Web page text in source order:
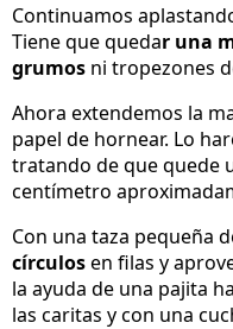
Continuamos
Tiene que quedar una
grumos ni tropezones
Ahora extendemos la
papel de hornear. Lo
tratando de que quede
centímetro
Con una taza pequeña
círculosen filas y
la ayuda de una pajita
las caritas y con una